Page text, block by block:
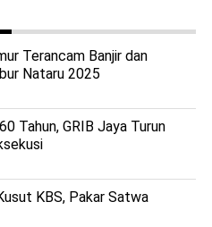
Terancam Banjir dan
Nataru 2025
Tahun, GRIB Jaya Turun
KBS, Pakar Satwa